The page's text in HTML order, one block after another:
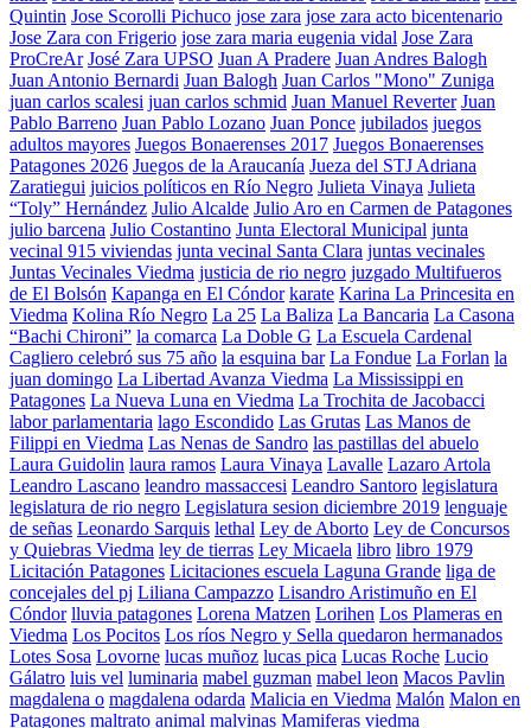
Quintin Jose Scorolli Pichuco jose zara jose zara acto bicentenario
Jose Zara con Frigerio jose zara maria eugenia vidal Jose Zara
ProCreAr José Zara UPSO Juan A Pradere Juan Andres Balogh
Juan Antonio Bernardi Juan Balogh Juan Carlos "Mono" Zuniga
juan carlos scalesi juan carlos schmid Juan Manuel Reverter Juan
Pablo Barreno Juan Pablo Lozano Juan Ponce jubilados juegos
adultos mayores Juegos Bonaerenses 2017 Juegos Bonaerenses
Patagones 2026 Juegos de la Araucanía Jueza del STJ Adriana
Zaratiegui juicios políticos en Río Negro Julieta Vinaya Julieta
“Toly” Hernández Julio Alcalde Julio Aro en Carmen de Patagones
julio barcena Julio Costantino Junta Electoral Municipal junta
vecinal 915 viviendas junta vecinal Santa Clara juntas vecinales
Juntas Vecinales Viedma justicia de rio negro juzgado Multifueros
de El Bolsón Kapanga en El Cóndor karate Karina La Princesita en
Viedma Kolina Río Negro La 25 La Baliza La Bancaria La Casona
“Bachi Chironi” la comarca La Doble G La Escuela Cardenal
Cagliero celebró sus 75 año la esquina bar La Fondue La Forlan la
juan domingo La Libertad Avanza Viedma La Mississippi en
Patagones La Nueva Luna en Viedma La Trochita de Jacobacci
labor parlamentaria lago Escondido Las Grutas Las Manos de
Filippi en Viedma Las Nenas de Sandro las pastillas del abuelo
Laura Guidolin laura ramos Laura Vinaya Lavalle Lazaro Artola
Leandro Lascano leandro massaccesi Leandro Santoro legislatura
legislatura de rio negro Legislatura sesion diciembre 2019 lenguaje
de señas Leonardo Sarquis lethal Ley de Aborto Ley de Concursos
y Quiebras Viedma ley de tierras Ley Micaela libro libro 1979
Licitación Patagones Licitaciones escuela Laguna Grande liga de
concejales del pj Liliana Campazzo Lisandro Aristimuño en El
Cóndor lluvia patagones Lorena Matzen Lorihen Los Plameras en
Viedma Los Pocitos Los ríos Negro y Sella quedaron hermanados
Lotes Sosa Lovorne lucas muñoz lucas pica Lucas Roche Lucio
Gálatro luis vel luminaria mabel guzman mabel leon Macos Pavlin
magdalena o magdalena odarda Malicia en Viedma Malón Malon en
Patagones maltrato animal malvinas Mamiferas viedma